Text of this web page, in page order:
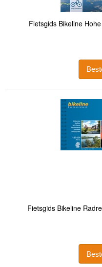
Fietsgids Bikeline
Fietsgids Bikeline